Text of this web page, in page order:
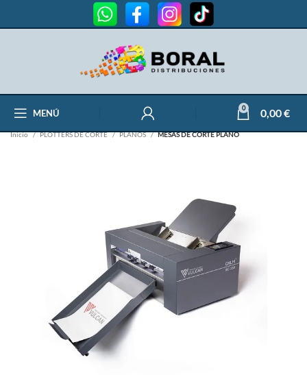
MENÚ 0 0,00€
Inicio PLOTTERS DE CORTE PLANOS MESAS DE CORTE PLANO